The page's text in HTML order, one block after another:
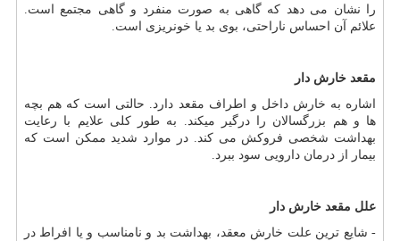
را نشان می دهد که گاهی به صورت منفرد و گاهی مجتمع است.
علائم آن احساس ناراحتی، بوی بد یا خونریزی است.
مقعد خارش دار
اشاره به خارش داخل و اطراف مقعد دارد. حالتی است که هم بچه
ها و هم بزرگسالان را درگیر می‏کند. به طور کلی علایم با رعایت
بهداشت شخصی فروکش می‏ کند. در موارد شدید ممکن است که
بیمار از درمان دارویی سود ببرد.
علل مقعد خارش دار
- شایع ترین علت خارش معقد، بهداشت بد و نامناسب و یا افراط در